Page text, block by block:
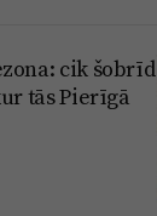
cik šobrīd
tās Pierīgā